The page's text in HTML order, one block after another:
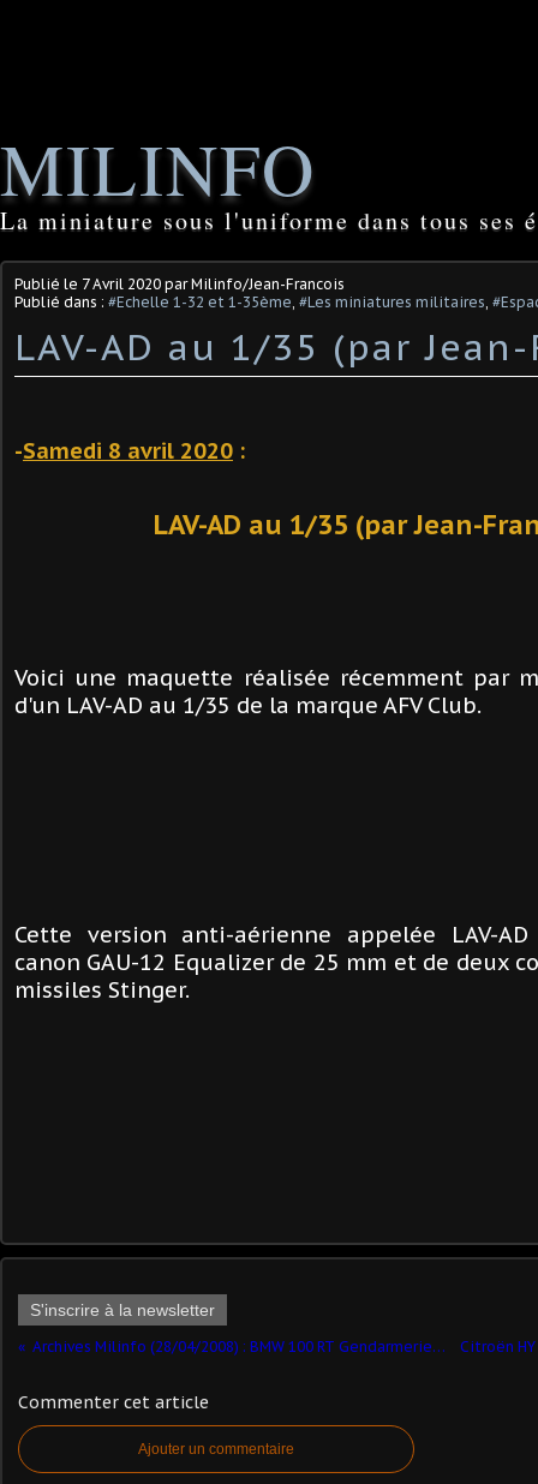
MILINFO
La miniature sous l'uniforme dans tous ses
Publié le 7 Avril 2020 par Milinfo/Jean-Francois
Publié dans : #Echelle 1-32 et 1-35ème, #Les miniatures militaires,
LAV-AD au 1/35 (par
-Samedi 8 avril 2020 :
LAV-AD au 1/35 (par Jean-
Voici une maquette réalisée récemment par
d'un LAV-AD au 1/35 de la marque AFV Club.
Cette version anti-aérienne appelée LAV-
canon GAU-12 Equalizer de 25 mm et de deux
missiles Stinger.
S'inscrire à la newsletter
Archives Milinfo (28/04/2008) : BMW 100 RT Gendarmerie (Heller - 1/8 - par Georges L.)
Commenter cet article
Ajouter un commentaire